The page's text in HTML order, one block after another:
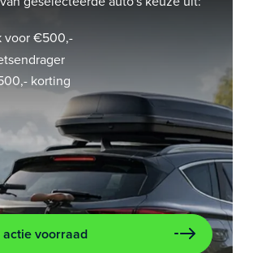
voor €500,-
korting
actie voorraad